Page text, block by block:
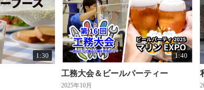
1:30 1:40
工務大会＆ビールパーティー
2025年10月